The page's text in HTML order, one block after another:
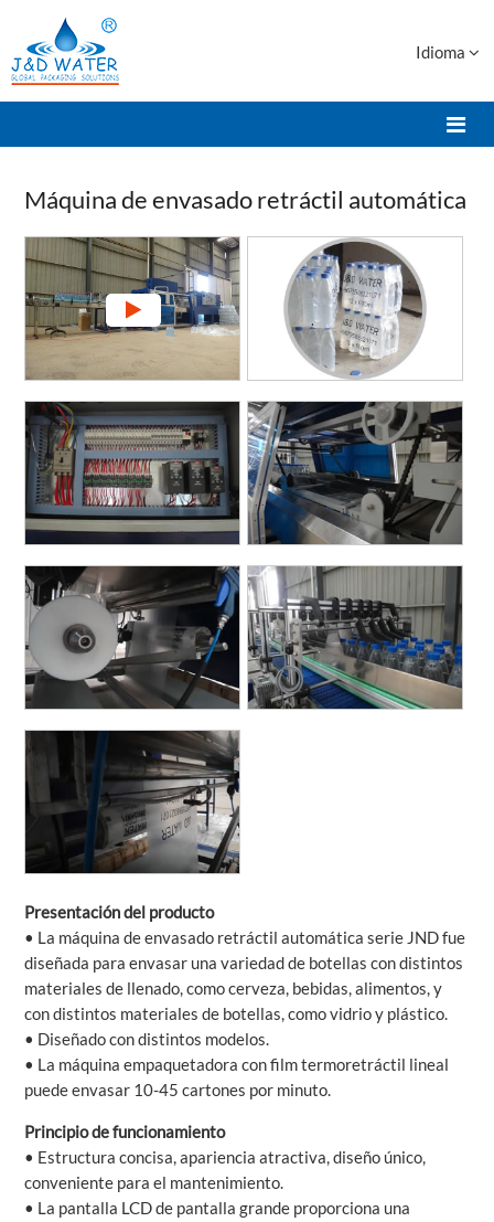
Idioma
Máquina de envasado retráctil automática
Presentación del producto
• La máquina de envasado retráctil automática serie JND fue
diseñada para envasar una variedad de botellas con distintos
materiales de llenado, como cerveza, bebidas, alimentos, y
con distintos materiales de botellas, como vidrio y plástico.
• Diseñado con distintos modelos.
• La máquina empaquetadora con film termoretráctil lineal
puede envasar 10-45 cartones por minuto.
Principio de funcionamiento
• Estructura concisa, apariencia atractiva, diseño único,
conveniente para el mantenimiento.
• La pantalla LCD de pantalla grande proporciona una